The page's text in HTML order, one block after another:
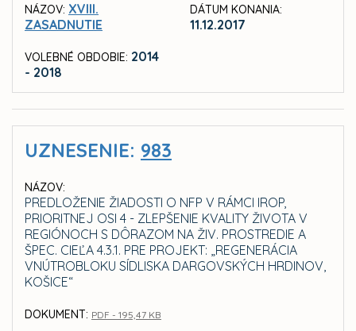
NÁZOV: XVIII.
ZASADNUTIE
VOLEBNÉ OBDOBIE: 2014
- 2018
DÁTUM KONANIA:
11.12.2017
UZNESENIE: 983
NÁZOV:
PREDLOŽENIE ŽIADOSTI O NFP V RÁMCI IROP,
PRIORITNEJ OSI 4 - ZLEPŠENIE KVALITY ŽIVOTA V
REGIÓNOCH S DÔRAZOM NA ŽIV. PROSTREDIE A
ŠPEC. CIEĽA 4.3.1. PRE PROJEKT: „REGENERÁCIA
VNÚTROBLOKU SÍDLISKA DARGOVSKÝCH HRDINOV,
KOŠICE“
DOKUMENT: PDF - 195,47 KB